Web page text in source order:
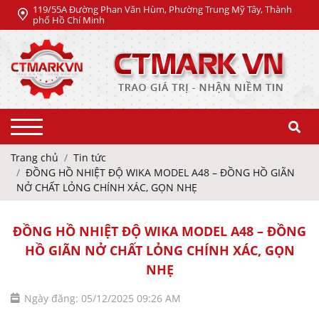
119/55A Đường Phan Văn Hùm, Phường Trung Mỹ Tây, Thành
phố Hồ Chí Minh
Trang chủ
Tin tức
ĐỒNG HỒ NHIỆT ĐỘ WIKA MODEL A48 – ĐỒNG HỒ GIÃN
NỞ CHẤT LỎNG CHÍNH XÁC, GỌN NHẸ
ĐỒNG HỒ NHIỆT ĐỘ WIKA MODEL A48 – ĐỒNG
HỒ GIÃN NỞ CHẤT LỎNG CHÍNH XÁC, GỌN
NHẸ
Ngày đăng: 05/12/2025 09:26 AM